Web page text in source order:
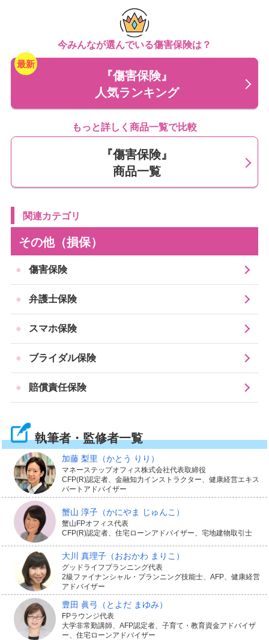
傷害保険でどんな備えができ
傷害保険は「急激・偶然・外来」の3つの条件を満たすけ
がを補償する保険です。具体的にどのような場面で役立
つのか、確認してみましょう。
けがで通院や入院したときの費用に
傷害保険に加入していれば、けがによる通院・入院・手
術にかかる費用の負担を軽減できます。
例えば、自転車で走行中に転倒して骨折した場合を考え
が適用されるため、自己負担は年齢や所得に応じて原則
1〜3割です。ただし、骨折の程度によっては通院が数か
月におよび、治療費の総額が数万円〜十数万円に達する
さらに、入院や手術が必要になった場合は、治療費に加
えて差額ベッド代（少人数部屋や個室などを利用する際
にかかる費用）や雑費など、公的医療保険の対象外とな
る費用も発生するため、経済的な負担はさらに膨らみま
す。仕事を休まなければならない期間が長引けば、収入
の減少も家計に響くでしょう。
傷害保険では、こうしたけがに対して以下のような保険
金が支払われます。
保険金の種類
今みんなが選んでいる傷害保険は？
『傷害保険』
人気ランキング
もっと詳しく商品一覧で比較
『傷害保険』
商品一覧
関連カテゴリ
その他（損保）
傷害保険
弁護士保険
スマホ保険
ブライダル保険
賠償責任保険
執筆者・監修者一覧
加藤 梨里 （かとう りり）
マネーステップオフィス株式会社代表取締役
CFP(R)認定者、金融知力インストラクター、健康経営エキス
パートアドバイザー
蟹山 淳子 （かにやま じゅんこ）
蟹山FPオフィス代表
CFP(R)認定者、住宅ローンアドバイザー、宅地建物取引士
大川 真理子 （おおかわ まりこ）
グッドライフプランニング代表
2級ファイナンシャル・プランニング技能士、AFP、健康経営
アドバイザー
豊田 眞弓 （とよだ まゆみ）
FPラウンジ代表
大学非常勤講師、AFP認定者、子育て・教育資金アドバイザ
ー、住宅ローンアドバイザー